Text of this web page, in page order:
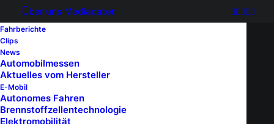
Über uns Mediadaten
Fahrberichte
Clips
News
Automobilmessen
Aktuelles vom Hersteller
E-Mobil
Autonomes Fahren
Brennstoffzellentechnologie
Elektromobilität
Kindersitz